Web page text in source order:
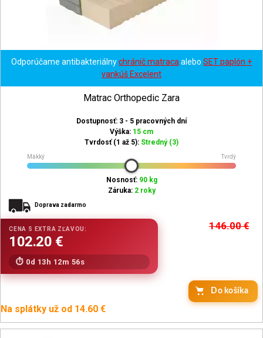
Odporúčame antibakteriálnychránič matraca alebo SET paplón +
vankúš Excelent
Matrac Orthopedic Zara
Dostupnosť: 3 - 5 pracovných dní
Výška: 15 cm
Tvrdosť (1 až 5): Stredný (3)
Mäkký Tvrdý
Nosnosť: 90 kg
Záruka: 2 roky
Doprava zadarmo
146.00€
0d 13h 12m 54s
Do košíka
Na splátky už od 14.60 €